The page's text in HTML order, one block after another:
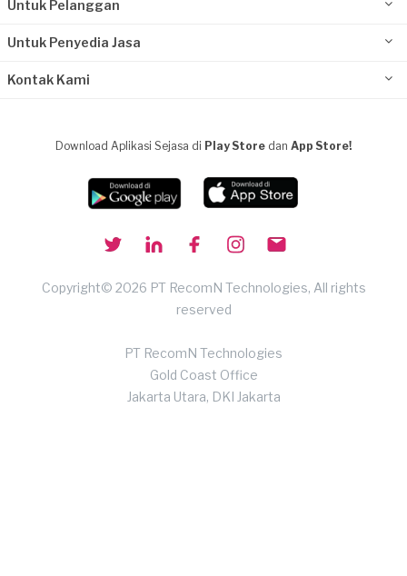
Untuk Pelanggan
Untuk Penyedia Jasa
Kontak Kami
Download Aplikasi Sejasa di Play Store dan App Store!
Copyright© 2026 PT RecomN Technologies, All rights
reserved
PT RecomN Technologies
Gold Coast Office
Jakarta Utara, DKI Jakarta